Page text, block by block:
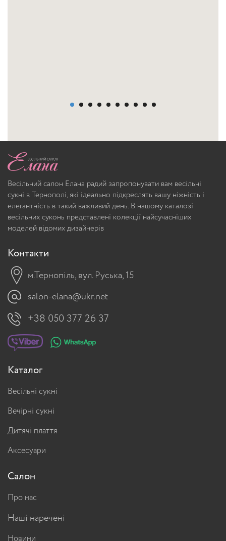
Весільний салон Елана радий запропонувати вам весільні
сукні в Тернополі, які ідеально підкреслять вашу ніжність і
елегантність в такий важливий день. В нашому каталозі
весільних суконь представлені колекції найсучасніших
моделей відомих дизайнерів
Контакти
м.Тернопіль, вул. Руська, 15
salon-elana@ukr.net
+38 050 377 26 37
Каталог
Весільні сукні
Вечірні сукні
Дитячі плаття
Аксесуари
Салон
Про нас
Наші наречені
Новини